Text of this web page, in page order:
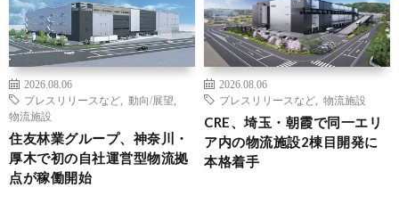
2026.08.06
プレスリリースなど
動向/展望
物流施設
住友林業グループ、神奈川・
厚木で初の自社運営型物流拠
点が稼働開始
2026.08.06
プレスリリースなど
物流施設
CRE、埼玉・朝霞で同一エリ
ア内の物流施設2棟目開発に
本格着手